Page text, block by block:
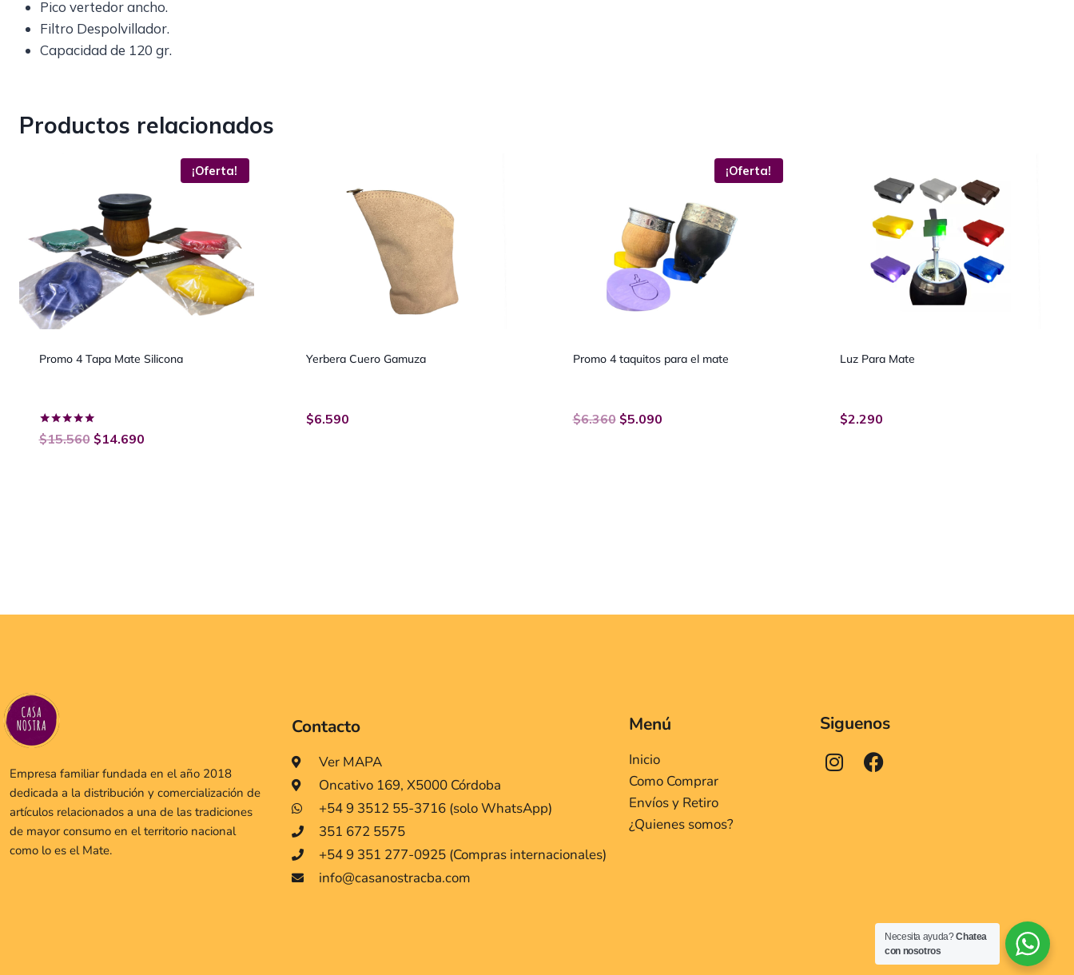
Pico vertedor ancho.
Filtro Despolvillador.
Capacidad de 120 gr.
Productos relacionados
¡Oferta!
Promo 4 Tapa Mate Silicona
Valorado
con
$15.560 $14.690
Yerbera Cuero Gamuza
$6.590
¡Oferta!
Promo 4 taquitos para el mate
$6.360 $5.090
Luz Para Mate
$2.290
Empresa familiar fundada en el año 2018
dedicada a la distribución y comercialización de
artículos relacionados a una de las tradiciones
de mayor consumo en el territorio nacional
como lo es el Mate.
Contacto
Ver MAPA
Oncativo 169, X5000 Córdoba
+54 9 3512 55-3716 (solo WhatsApp)
351 672 5575
+54 9 351 277-0925 (Compras internacionales)
info@casanostracba.com
Menú
Inicio
Como Comprar
Envíos y Retiro
¿Quienes somos?
Siguenos
Necesita ayuda?Chatea
con nosotros